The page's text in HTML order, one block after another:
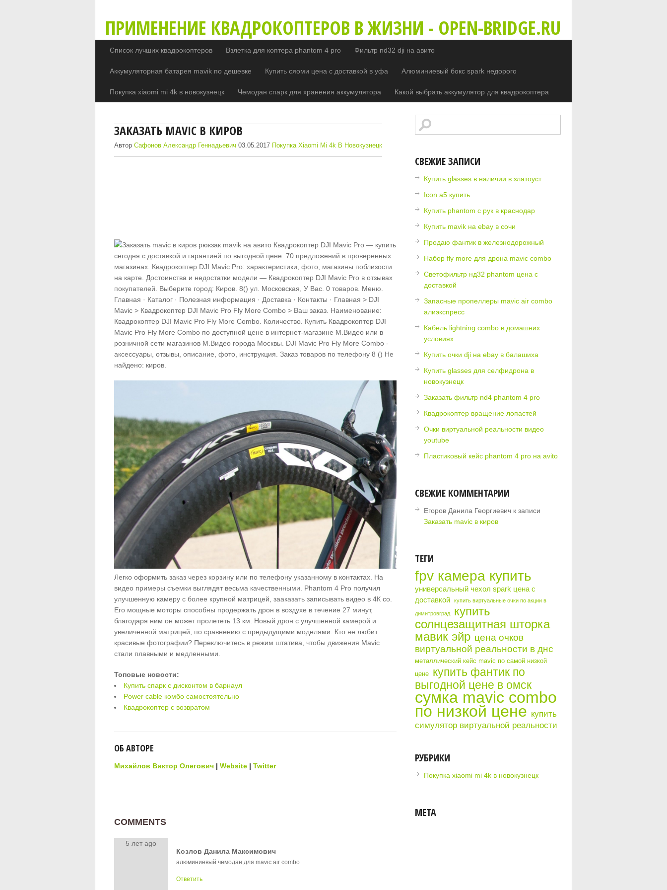
ПРИМЕНЕНИЕ КВАДРОКОПТЕРОВ В ЖИЗНИ - OPEN-BRIDGE.RU
Список лучших квадрокоптеров Взлетка для коптера phantom 4 pro Фильтр nd32 dji на авито
Аккумуляторная батарея mavik по дешевке Купить сяоми цена с доставкой в уфа Алюминиевый бокс spark недорого
Покупка xiaomi mi 4k в новокузнецк Чемодан спарк для хранения аккумулятора Какой выбрать аккумулятор для квадрокоптера
ЗАКАЗАТЬ MAVIC В КИРОВ
АвторСафонов Александр Геннадьевич 03.05.2017 Покупка Xiaomi Mi 4k В Новокузнецк
Квадрокоптер DJI Mavic Pro — купить
сегодня c доставкой и гарантией по выгодной цене. 70 предложений в проверенных
магазинах. Квадрокоптер DJI Mavic Pro: характеристики, фото, магазины поблизости
на карте. Достоинства и недостатки модели — Квадрокоптер DJI Mavic Pro в отзывах
покупателей. Выберите город: Киров. 8() ул. Московская, У Вас. 0 товаров. Меню.
Главная · Каталог · Полезная информация · Доставка · Контакты · Главная > DJI
Mavic > Квадрокоптер DJI Mavic Pro Fly More Combo > Ваш заказ. Наименование:
Квадрокоптер DJI Mavic Pro Fly More Combo. Количество. Купить Квадрокоптер DJI
Mavic Pro Fly More Combo по доступной цене в интернет-магазине М.Видео или в
розничной сети магазинов М.Видео города Москвы. DJI Mavic Pro Fly More Combo -
аксессуары, отзывы, описание, фото, инструкция. Заказ товаров по телефону 8 () Не
найдено: киров.
Легко оформить заказ через корзину или по телефону указанному в контактах. На
видео примеры съемки выглядят весьма качественными. Phantom 4 Pro получил
улучшенную камеру с более крупной матрицей, зааказать записывать видео в 4К со.
Его мощные моторы способны продержать дрон в воздухе в течение 27 минут,
благодаря ним он может пролететь 13 км. Новый дрон с улучшенной камерой и
увеличенной матрицей, по сравнению с предыдущими моделями. Кто не любит
красивые фотографии? Переключитесь в режим штатива, чтобы движения Mavic
стали плавными и медленными.
Топовые новости:
Купить спарк с дисконтом в барнаул
Power cable комбо самостоятельно
Квадрокоптер с возвратом
ОБ АВТОРЕ
Михайлов Виктор Олегович |Website |Twitter
COMMENTS
5 лет ago
Козлов Данила Максимович
алюминиевый чемодан для mavic air combo
Ответить
СВЕЖИЕ ЗАПИСИ
Купить glasses в наличии в златоуст
Icon a5 купить
Купить phantom с рук в краснодар
Купить mavik на ebay в сочи
Продаю фантик в железнодорожный
Набор fly more для дрона mavic combo
Светофильтр нд32 phantom цена с
доставкой
Запасные пропеллеры mavic air combo
алиэкспресс
Кабель lightning combo в домашних
условиях
Купить очки dji на ebay в балашиха
Купить glasses для селфидрона в
новокузнецк
Заказать фильтр nd4 phantom 4 pro
Квадрокоптер вращение лопастей
Очки виртуальной реальности видео
youtube
Пластиковый кейс phantom 4 pro на avito
СВЕЖИЕ КОММЕНТАРИИ
Егоров Данила Георгиевич к записи
Заказать mavic в киров
ТЕГИ
fpv камера купить
универсальный чехол spark цена с
доставкой
купить виртуальные очки по акции в
димитровград
купить
солнцезащитная шторка
мавик эйр цена очков
виртуальной реальности в днс
металлический кейс mavic по самой низкой
цене купить фантик по
выгодной цене в омск
сумка mavic combo
по низкой цене купить
симулятор виртуальной реальности
РУБРИКИ
Покупка xiaomi mi 4k в новокузнецк
МЕТА